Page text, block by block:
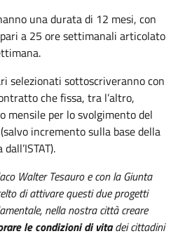
una durata di 12 mesi, con
a 25 ore settimanali articolato
selezionati sottoscriveranno con
che fissa, tra l’altro,
mensile per lo svolgimento del
(salvo incremento sulla base della
Walter Tesauro e con la Giunta
di attivare questi due progetti
nella nostra città creare
le condizioni di vitadei cittadini